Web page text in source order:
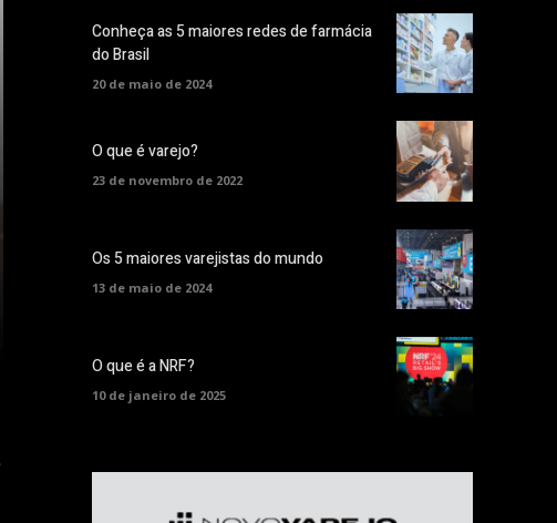
Conheça as 5 maiores redes de farmácia
do Brasil
20 de maio de 2024
O que é varejo?
23 de novembro de 2022
Os 5 maiores varejistas do mundo
13 de maio de 2024
O que é a NRF?
10 de janeiro de 2025